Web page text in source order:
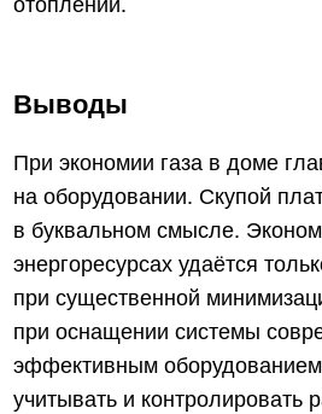
Выводы
При экономии газа в доме
на оборудовании. Скупой
в буквальном смысле.
энергоресурсах удаётся
при существенной
при оснащении системы
эффективным
учитывать и контролировать